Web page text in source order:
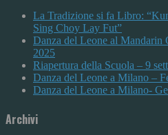
La Tradizione si fa Libro:
Sing Choy Lay Fut”
Danza del Leone al
2025
Riapertura della Scuola – 9
Danza del Leone a Milano –
Danza del Leone a Milano-
Archivi